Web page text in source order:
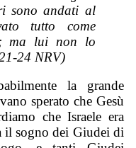
sono andati al
tutto come
ma lui non lo
24 NRV)
la grande
sperato che Gesù
che Israele era
il sogno dei Giudei di